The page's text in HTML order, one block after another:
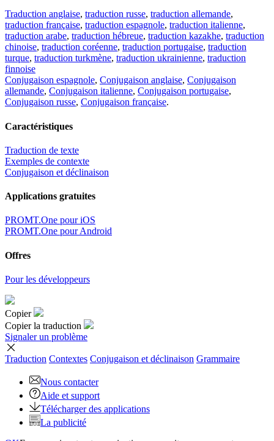
Traduction anglaise, traduction russe, traduction allemande,
traduction française, traduction espagnole, traduction italienne,
traduction arabe, traduction hébreue, traduction kazakhe, traduction
chinoise, traduction coréenne, traduction portugaise, traduction
turque, traduction turkmène, traduction ukrainienne, traduction
finnoise
Conjugaison espagnole, Conjugaison anglaise, Conjugaison
allemande, Conjugaison italienne, Conjugaison portugaise,
Conjugaison russe, Conjugaison française.
Caractéristiques
Traduction de texte
Exemples de contexte
Conjugaison et déclinaison
Applications gratuites
PROMT.One pour iOS
PROMT.One pour Android
Offres
Pour les développeurs
Copier
Copier la traduction
Signaler un problème
Traduction Contextes Conjugaison et déclinaison Grammaire
Nous contacter
Aide et support
Télécharger des applications
La publicité